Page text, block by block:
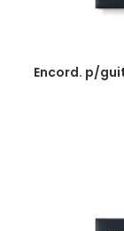
Encord. p/